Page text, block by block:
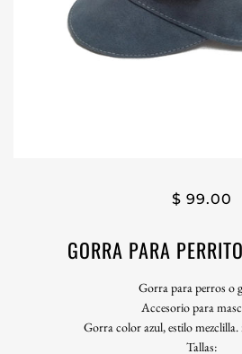
$ 99.00
GORRA PARA
Gorra para perros o
Accesorio para
Gorra color azul, estilo mezclilla.
Tallas: